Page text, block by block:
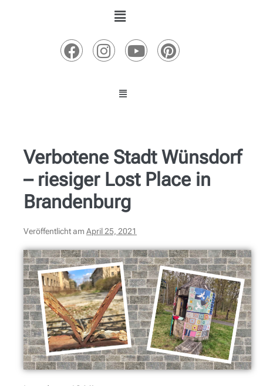
Verbotene Stadt Wünsdorf
– riesiger Lost Place in
Brandenburg
Veröffentlicht am April 25, 2021